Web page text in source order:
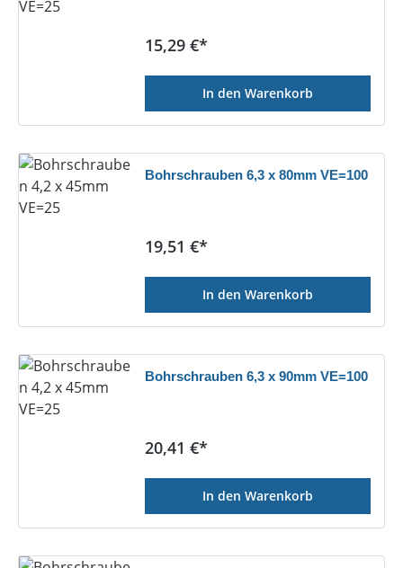
Regulärer Preis:
15,29 €*
In den Warenkorb
Bohrschrauben 6,3 x 80mm VE=100
Regulärer Preis:
19,51 €*
In den Warenkorb
Bohrschrauben 6,3 x 90mm VE=100
Regulärer Preis:
20,41 €*
In den Warenkorb